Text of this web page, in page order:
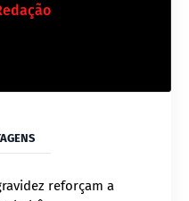
reforçam a